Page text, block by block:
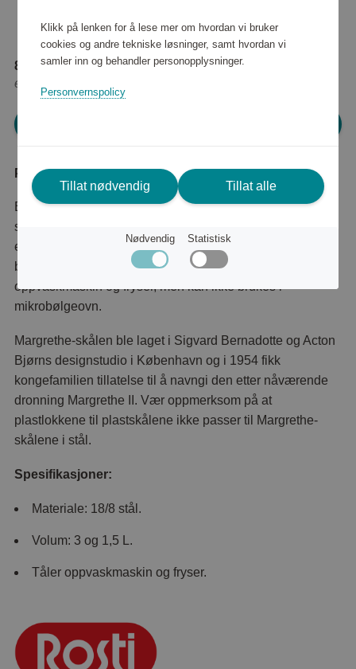
88 640 poeng
eller
Produktbeskrivelse
Et stilig og eksklusivt stålsett av den populære Margrethe-
skålen. Settet består av to skåler på 3 og 1,5 liter. Skålene
er laget av 18/8 stål med sateng finish på innsiden og
blank finish på utsiden. Mål på innsiden. Tåler
oppvaskmaskin og fryser, men kan ikke brukes i
mikrobølgeovn.
Margrethe-skålen ble laget i Sigvard Bernadotte og Acton
Bjørns designstudio i København og i 1954 fikk
kongefamilien tillatelse til å navngi den etter nåværende
dronning Margrethe II. Vær oppmerksom på at
plastlokkene til plastskålene ikke passer til Margrethe-
skålene i stål.
Spesifikasjoner:
Materiale: 18/8 stål.
Volum: 3 og 1,5 L.
Tåler oppvaskmaskin og fryser.
Klikk på lenken for å lese mer om hvordan vi bruker
cookies og andre tekniske løsninger, samt hvordan vi
samler inn og behandler personopplysninger.
Personvernspolicy
Tillat nødvendig Tillat alle
Nødvendig Statistisk